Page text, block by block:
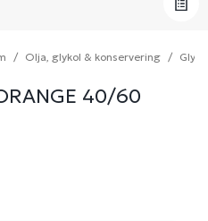
Olja, glykol & konservering
40/60